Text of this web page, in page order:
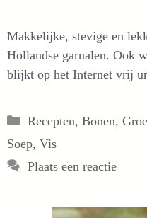
Makkelijke, stevige en
Hollandse garnalen. Ook
blijkt op het Internet vrij
Categorieën
Recepten, Bonen,
Soep, Vis
Plaats een reactie